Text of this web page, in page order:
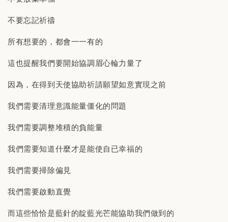
不要忘記祈禱
所有想要的，都會一一有的
這也提醒我們要開始協調眉心輪力量了
因為，在得到天使協助祈請願望如意實現之前
我們需要清理意識能量僵化的問題
我們需要調整堆積的負能量
我們需要知道什麼才是能使自已幸福的
我們需要掃除偏見
我們需要啟動直覺
而這些恰恰是藍針的靛藍光芒能協助我們做到的